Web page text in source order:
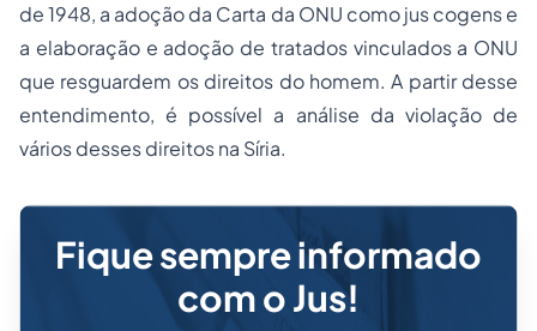
de 1948, a adoção da Carta da ONU como jus cogens e
a elaboração e adoção de tratados vinculados a ONU
que resguardem os direitos do homem. A partir desse
entendimento, é possível a análise da violação de
vários desses direitos na Síria.
Fique sempre informado
com o Jus!